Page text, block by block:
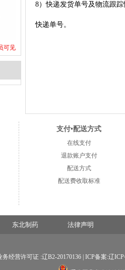
可见
8）快递发货单号及物流跟
快递单号。
支付•配送方式
在线支付
退款账户支付
配送方式
配送费收取标准
东北制药 法律声明
经营许可证 :辽B2-20170136 | ICP备案:辽